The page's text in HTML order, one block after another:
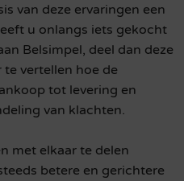
van deze ervaringen een
u onlangs iets gekocht
Belsimpel, deel dan deze
te vertellen hoe de
tot levering en
van klachten.
met elkaar te delen
betere en gerichtere